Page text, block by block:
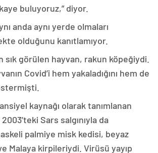
buluyoruz,” diyor.
anda aynı yerde olmaları
olduğunu kanıtlamıyor.
sık görülen hayvan, rakun köpeğiydi.
Covid’i hem yakaladığını hem de
kaynağı olarak tanımlanan
Sars salgınıyla da
palmiye misk kedisi, beyaz
Malaya kirpileriydi. Virüsü yayıp